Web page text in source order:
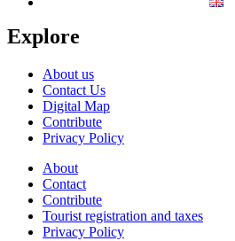
Explore
About us
Contact Us
Digital Map
Contribute
Privacy Policy
About
Contact
Contribute
Tourist registration and taxes
Privacy Policy